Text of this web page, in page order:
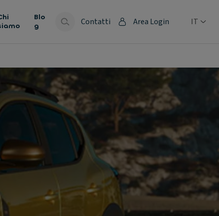
Blo
g
Contatti Area Login IT